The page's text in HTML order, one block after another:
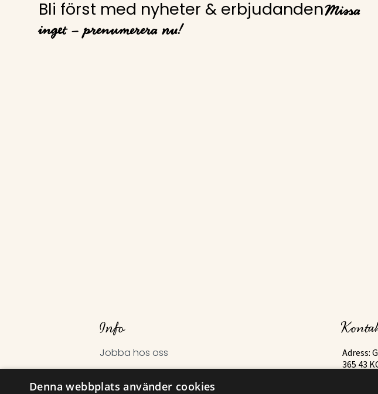
Bli först med nyheter & erbjudandenMissa
inget – prenumerera nu!
Info
Jobba hos oss
Adress:
365 43
Denna webbplats använder cookies